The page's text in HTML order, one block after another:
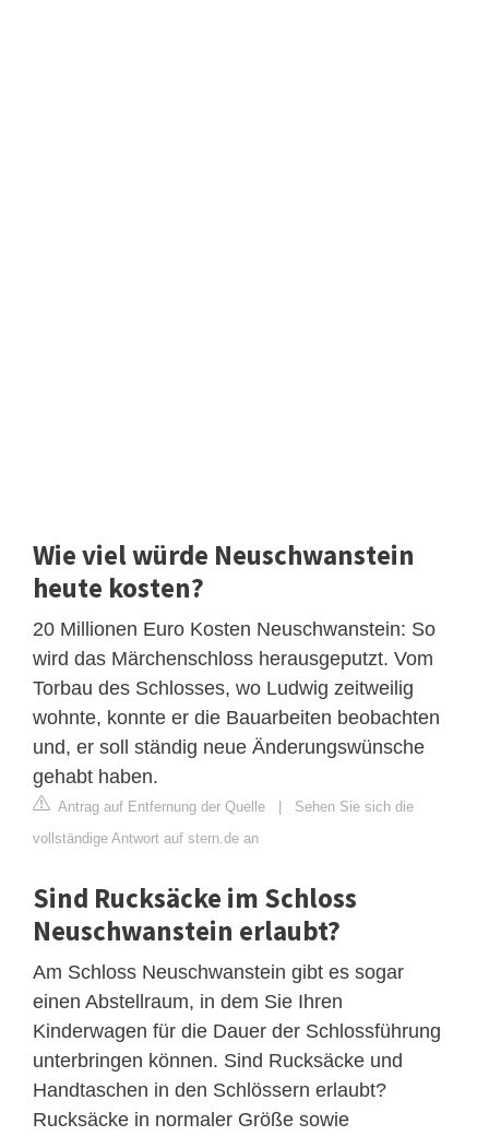
Wie viel würde Neuschwanstein
heute kosten?
20 Millionen Euro Kosten Neuschwanstein: So
wird das Märchenschloss herausgeputzt. Vom
Torbau des Schlosses, wo Ludwig zeitweilig
wohnte, konnte er die Bauarbeiten beobachten
und, er soll ständig neue Änderungswünsche
gehabt haben.
Antrag auf Entfernung der Quelle | Sehen Sie sich die
vollständige Antwort auf stern.de an
Sind Rucksäcke im Schloss
Neuschwanstein erlaubt?
Am Schloss Neuschwanstein gibt es sogar
einen Abstellraum, in dem Sie Ihren
Kinderwagen für die Dauer der Schlossführung
unterbringen können. Sind Rucksäcke und
Handtaschen in den Schlössern erlaubt?
Rucksäcke in normaler Größe sowie